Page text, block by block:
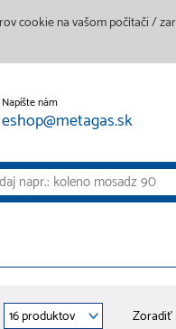
cookie na vašom počítači /
Napíšte nám
eshop@metagas.sk
Zoradiť